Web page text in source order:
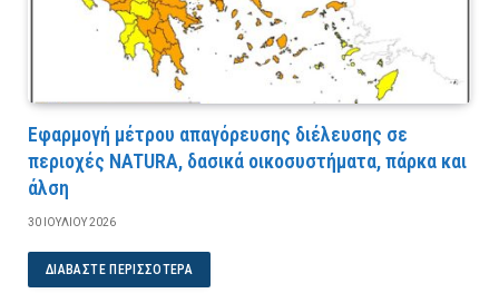
Εφαρμογή μέτρου απαγόρευσης διέλευσης σε
περιοχές NATURA, δασικά οικοσυστήματα, πάρκα και
άλση
30 ΙΟΥΛΊΟΥ 2026
ΔΙΑΒΆΣΤΕ ΠΕΡΙΣΣΌΤΕΡΑ